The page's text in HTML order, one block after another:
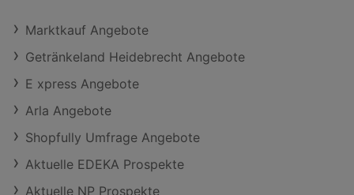
Marktkauf Angebote
Getränkeland Heidebrecht Angebote
E xpress Angebote
Arla Angebote
Shopfully Umfrage Angebote
Aktuelle EDEKA Prospekte
Aktuelle NP Prospekte